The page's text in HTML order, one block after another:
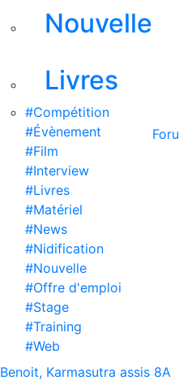
Nouvelle
Livres
#Compétition
#Évènement
#Film
#Interview
#Livres
#Matériel
#News
#Nidification
#Nouvelle
#Offre d'emploi
#Stage
#Training
#Web
Benoit, Karmasutra assis 8A